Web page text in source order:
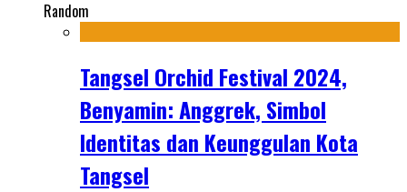
Random
Tangsel Orchid Festival 2024,
Benyamin: Anggrek, Simbol
Identitas dan Keunggulan Kota
Tangsel